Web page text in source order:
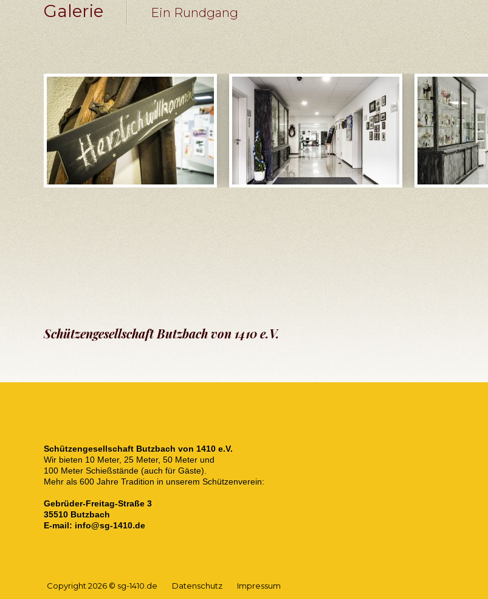
Galerie Ein Rundgang
Schützengesellschaft Butzbach von 1410 e.V.
Schützengesellschaft Butzbach von 1410 e.V.
Wir bieten 10 Meter, 25 Meter, 50 Meter und
100 Meter Schießstände (auch für Gäste).
Mehr als 600 Jahre Tradition in unserem Schützenverein:
Gebrüder-Freitag-Straße 3
35510 Butzbach
E-mail: info@sg-1410.de
Copyright 2026 © sg-1410.de Datenschutz Impressum